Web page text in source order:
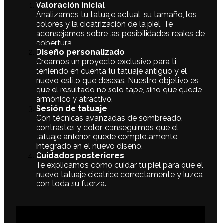
Valoración inicial
Analizamos tu tatuaje actual, su tamaño, los
colores y la cicatrización de la piel. Te
aconsejamos sobre las posibilidades reales de
cobertura.
Diseño personalizado
Creamos un proyecto exclusivo para ti,
teniendo en cuenta tu tatuaje antiguo y el
nuevo estilo que deseas. Nuestro objetivo es
que el resultado no solo tape, sino que quede
armónico y atractivo.
Sesión de tatuaje
Con técnicas avanzadas de sombreado,
contrastes y color, conseguimos que el
tatuaje anterior quede completamente
integrado en el nuevo diseño.
Cuidados posteriores
Te explicamos cómo cuidar tu piel para que el
nuevo tatuaje cicatrice correctamente y luzca
con toda su fuerza.